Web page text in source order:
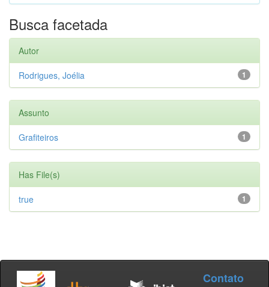
Busca facetada
Autor
1
Rodrigues, Joélia
Assunto
1
Grafiteiros
Has File(s)
1
true
Contato